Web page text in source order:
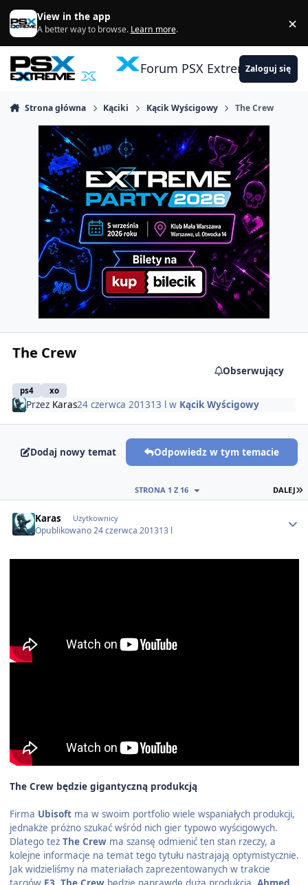
Skocz do zawartości
View in the app
A better way to browse. Learn more. ×
Forum PSX ExtremeZaloguj się
Strona główna Kąciki Kącik Wyścigowy The Crew
The Crew
ps4 xo
Obserwujący
Przez Karas24 czerwca 201313 l w Kącik Wyścigowy
Dodaj nowy temat Odpowiedz w tym temacie
DALEJ
STRONA 1 Z 16
Karas Użytkownicy
Opublikowano24 czerwca 201313 l
The Crew będzie gigantyczną produkcją
Firma Ubisoftma w swoim portfolio wiele wspaniałych produkcji,
jednakże próżno szukać wśród nich gier typowo wyścigowych.
Dlatego też The Crewma szansę odmienić ten stan rzeczy, a
kolejne informacje na temat tego tytułu nastrajają optymistycznie.
Jak widzieliśmy na materiałach zaprezentowanych w trakcie